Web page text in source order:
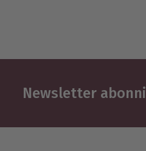
Newsletter